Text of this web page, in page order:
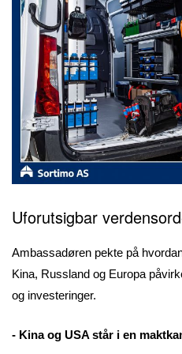
Uforutsigbar
Ambassadøren pekte på
Kina, Russland og Europa
og investeringer.
- Kina og USA står i en